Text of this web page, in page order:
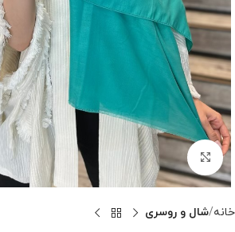
بزرگنمایی تصویر
خانه شال و روسری